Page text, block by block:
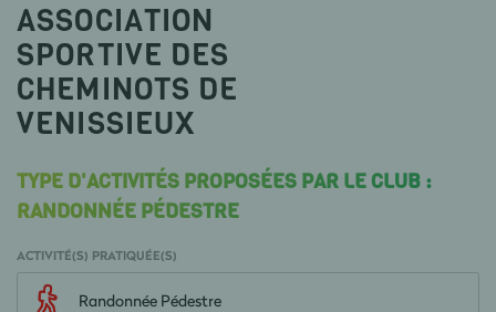
ASSOCIATION
SPORTIVE DES
CHEMINOTS DE
VENISSIEUX
TYPE D'ACTIVITÉS PROPOSÉES PAR LE CLUB :
RANDONNÉE PÉDESTRE
ACTIVITÉ(S) PRATIQUÉE(S)
Randonnée Pédestre